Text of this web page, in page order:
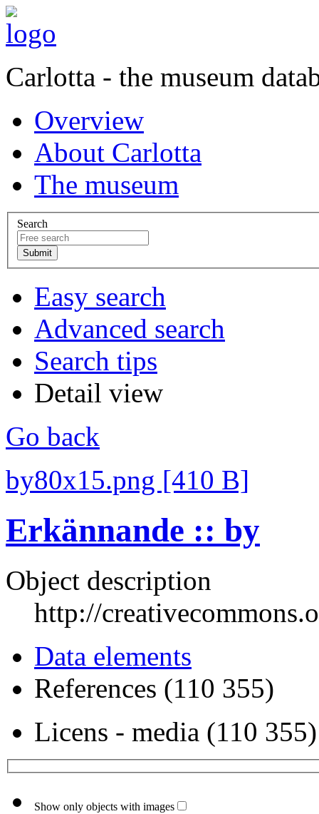
Carlotta - the museum
Overview
About Carlotta
The museum
Search
Easy search
Advanced search
Search tips
Detail view
Go back
by80x15.png [410 B]
Erkännande :: by
Object description
http://
Data elements
References (110 355)
Licens - media (110 355)
Show only objects with images